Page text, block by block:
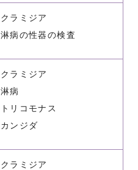
クラミジア
淋病の性器の検査
クラミジア
淋病
トリコモナス
カンジダ
クラミジア